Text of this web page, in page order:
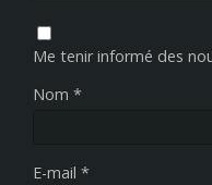
Me tenir informé des
Nom *
E-mail *